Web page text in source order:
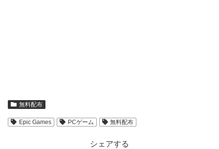
無料配布
Epic Games PCゲーム 無料配布
シェアする